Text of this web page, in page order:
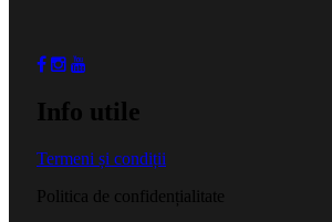
Info utile
Termeni și condiții
Politica de confidențialitate